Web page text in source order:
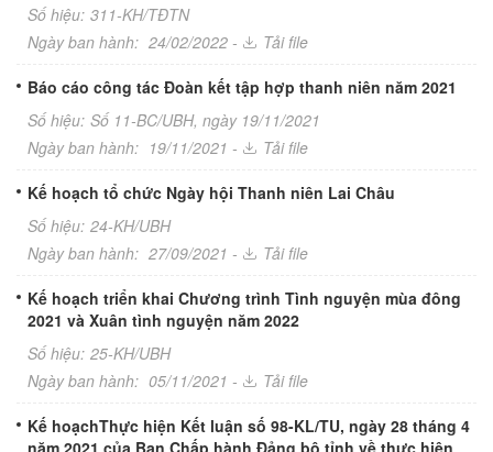
Số hiệu: 311-KH/TĐTN
Ngày ban hành: 24/02/2022 - Tải file
Báo cáo công tác Đoàn kết tập hợp thanh niên năm 2021
Số hiệu: Số 11-BC/UBH, ngày 19/11/2021
Ngày ban hành: 19/11/2021 - Tải file
Kế hoạch tổ chức Ngày hội Thanh niên Lai Châu
Số hiệu: 24-KH/UBH
Ngày ban hành: 27/09/2021 - Tải file
Kế hoạch triển khai Chương trình Tình nguyện mùa đông
2021 và Xuân tình nguyện năm 2022
Số hiệu: 25-KH/UBH
Ngày ban hành: 05/11/2021 - Tải file
Kế hoạchThực hiện Kết luận số 98-KL/TU, ngày 28 tháng 4